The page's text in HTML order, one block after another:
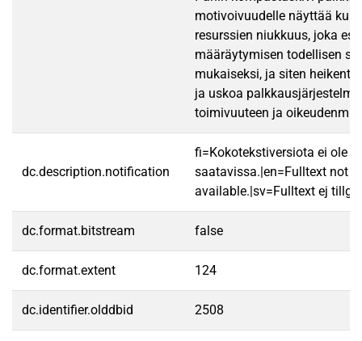
motivoivuudelle näyttää
resurssien niukkuus, joka
määräytymisen todellisen
mukaiseksi, ja siten
ja uskoa
toimivuuteen ja
dc.description.notification
fi=Kokotekstiversiota ei ole
saatavissa.|en=Fulltext not
available.|sv=Fulltext ej
dc.format.bitstream false
dc.format.extent 124
dc.identifier.olddbid 2508